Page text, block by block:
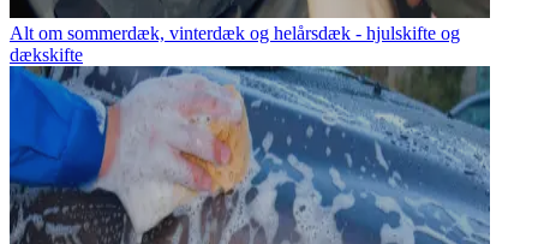
Alt om sommerdæk, vinterdæk og helårsdæk - hjulskifte og
dækskifte